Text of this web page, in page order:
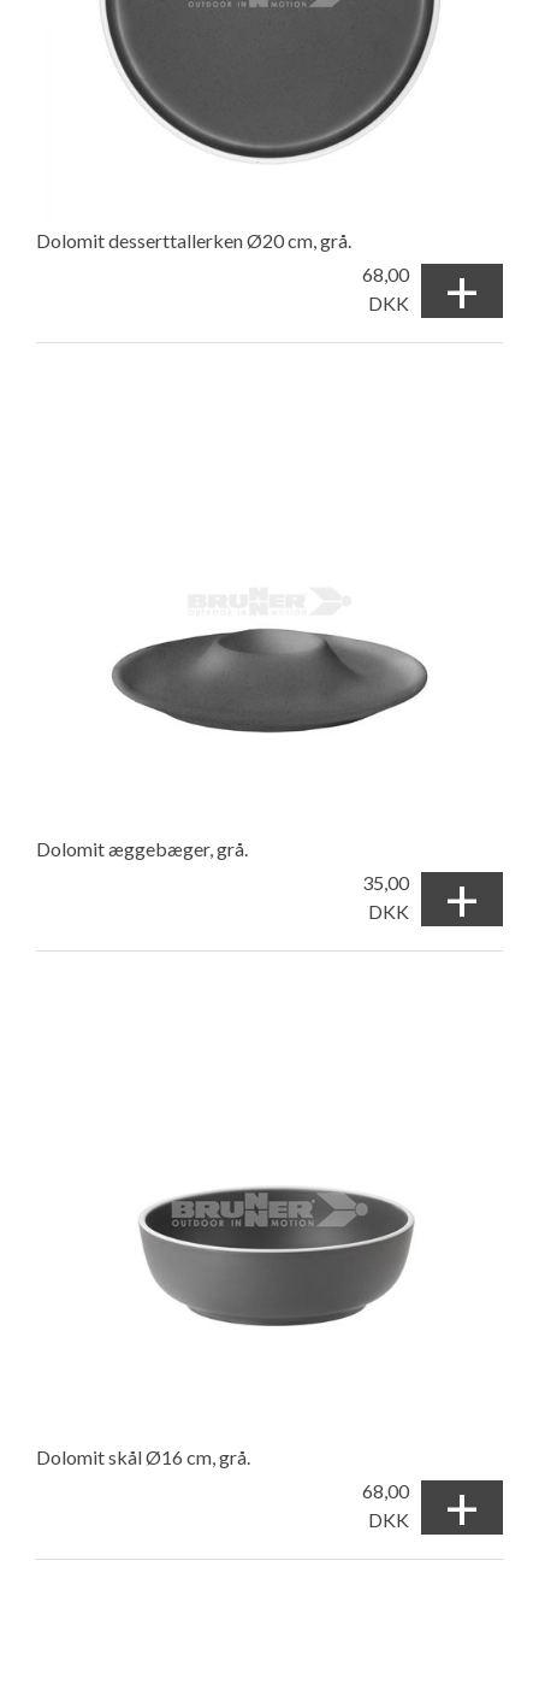
Dolomit desserttallerken Ø20 cm, grå.
68,00
DKK
+
Dolomit æggebæger, grå.
35,00
DKK
+
Dolomit skål Ø16 cm, grå.
68,00
DKK
+